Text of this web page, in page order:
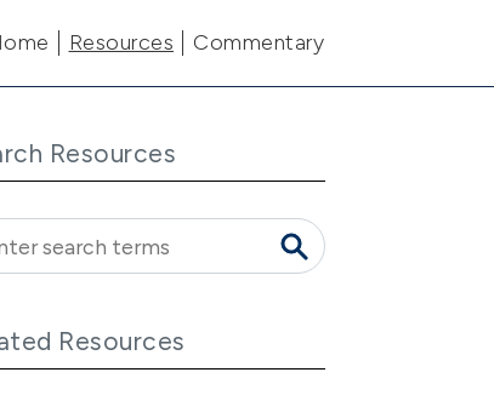
navigation
Resources Commentary
Resources
Resources